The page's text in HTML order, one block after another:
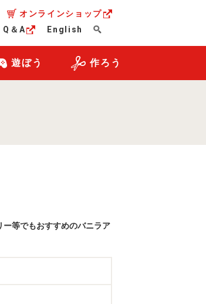
オンラインショップ
Q＆A English
遊ぼう 作ろう
等でもおすすめのバニラア